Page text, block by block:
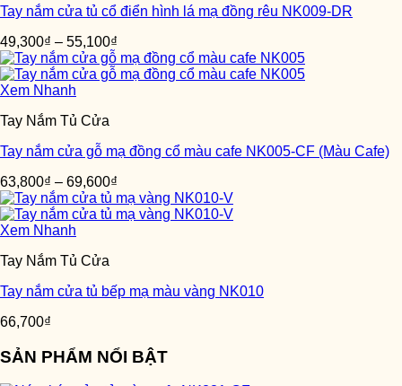
Tay nắm cửa tủ cổ điển hình lá mạ đồng rêu NK009-DR
49,300₫ – 55,100₫
Xem Nhanh
Tay Nắm Tủ Cửa
Tay nắm cửa gỗ mạ đồng cổ màu cafe NK005-CF (Màu Cafe)
63,800₫ – 69,600₫
Xem Nhanh
Tay Nắm Tủ Cửa
Tay nắm cửa tủ bếp mạ màu vàng NK010
66,700₫
SẢN PHẨM NỔI BẬT